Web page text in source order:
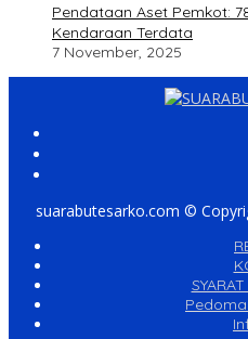
Pendataan Aset Pemkot:
Kendaraan Terdata
7 November, 2025
suarabutesarko.com ©